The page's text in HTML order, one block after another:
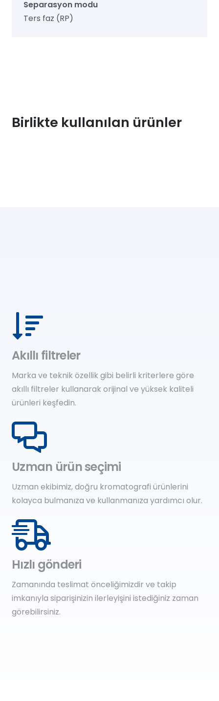
Separasyon modu
Ters faz (RP)
Birlikte kullanılan ürünler
Akıllı filtreler
Marka ve teknik özellik gibi belirli kriterlere göre
akıllı filtreler kullanarak orijinal ve yüksek kaliteli
ürünleri keşfedin.
Uzman ürün seçimi
Uzman ekibimiz, doğru kromatografi ürünlerini
kolayca bulmanıza ve kullanmanıza yardımcı olur.
Hızlı gönderi
Zamanında teslimat önceliğimizdir ve takip
imkanıyla siparişinizin ilerleyişini istediğiniz zaman
görebilirsiniz.